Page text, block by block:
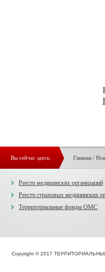
Вы сейчас здесь: Главная/
Реестр медицинских организаций
Реестр страховых медицинских
Территориальные фонды ОМС
Copyright © 2017